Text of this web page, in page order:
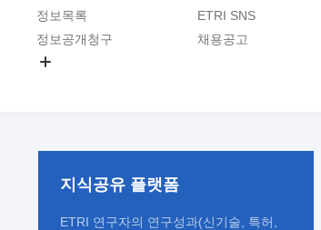
정보목록
정보공개청구
ETRI SNS
채용공고
지식공유 플랫폼
ETRI 연구자의 연구성과(신기술, 특허,